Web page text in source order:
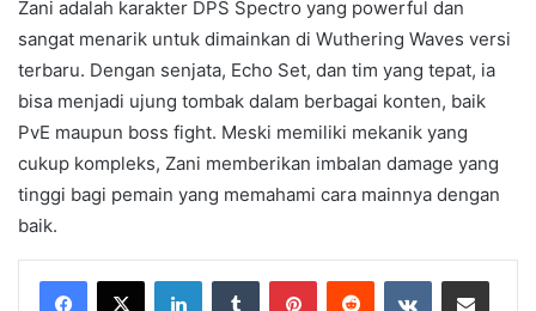
Zani adalah karakter DPS Spectro yang powerful dan
sangat menarik untuk dimainkan di Wuthering Waves versi
terbaru. Dengan senjata, Echo Set, dan tim yang tepat, ia
bisa menjadi ujung tombak dalam berbagai konten, baik
PvE maupun boss fight. Meski memiliki mekanik yang
cukup kompleks, Zani memberikan imbalan damage yang
tinggi bagi pemain yang memahami cara mainnya dengan
baik.